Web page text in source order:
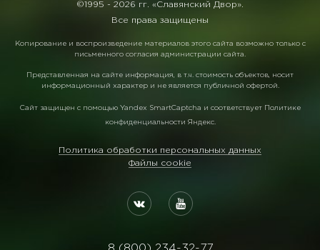
©1995 - 2026 гг. «Славянский Двор».
Все права защищены
Копирование и воспроизведение материалов этого сайта возможно только с
письменного согласия администрации сайта.
Представленная на сайте информация, в т.ч. стоимость объектов, носит
информационный характер и не является публичной офертой.
Сайт защищен с помощью Yandex SmartCaptcha и соответствует Политике
конфиденциальности Яндекс.
Политика обработки персональных данных
Файлы cookie